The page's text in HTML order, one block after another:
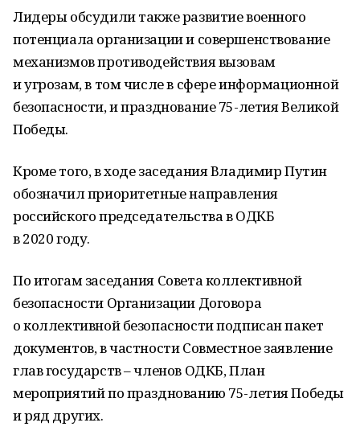
Лидеры обсудили также развитие военного
потенциала организации и совершенствование
механизмов противодействия вызовам
и угрозам, в том числе в сфере информационной
безопасности, и празднование 75-летия Великой
Победы.
Кроме того, в ходе заседания Владимир Путин
обозначил приоритетные направления
российского председательства в ОДКБ
в 2020 году.
По итогам заседания Совета коллективной
безопасности Организации Договора
о коллективной безопасности подписан пакет
документов, в частности Совместное заявление
глав государств – членов ОДКБ, План
мероприятий по празднованию 75-летия Победы
и ряд других.